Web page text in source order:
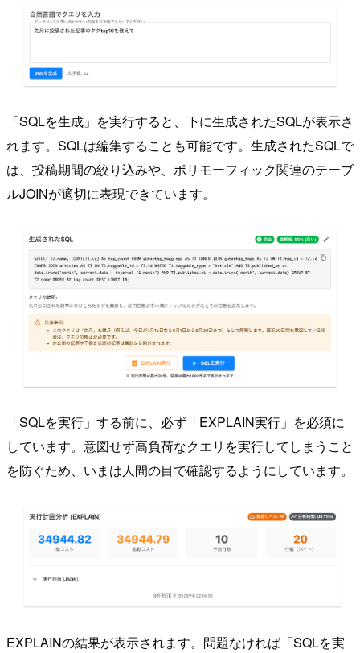
「SQLを生成」を実行すると、下に生成されたSQLが表示さ
れます。SQLは編集することも可能です。生成されたSQLで
は、投稿期間の絞り込みや、ポリモーフィック関連のテーブ
ルJOINが適切に表現できています。
「SQLを実行」する前に、必ず「EXPLAIN実行」を必須に
しています。意図せず高負荷なクエリを実行してしまうこと
を防ぐため、いまは人間の目で確認するようにしています。
EXPLAINの結果が表示されます。問題なければ「SQLを実